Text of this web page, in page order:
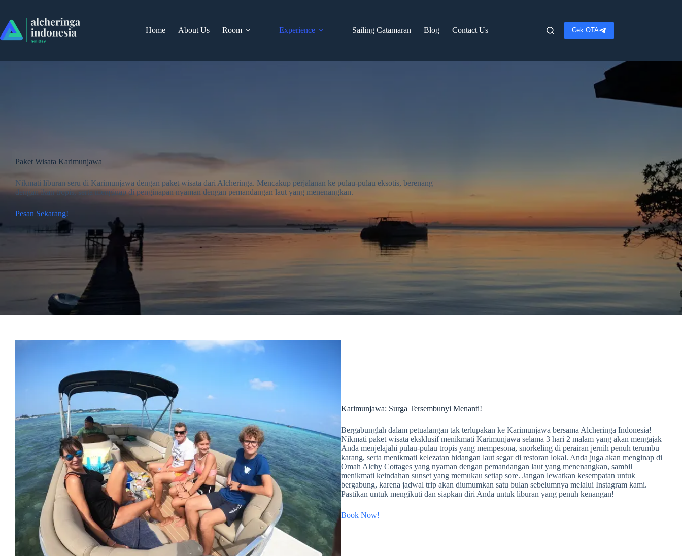
content
Home
About Us Room Experience Sailing Catamaran Blog Contact Us Cek OTA
Paket Wisata Karimunjawa
Nikmati liburan seru di Karimunjawa dengan paket wisata dari Alcheringa. Mencakup perjalanan ke pulau-pulau eksotis, berenang
dengan ikan tropis, serta menginap di penginapan nyaman dengan pemandangan laut yang menenangkan.
Pesan Sekarang!
Karimunjawa: Surga Tersembunyi Menanti!
Bergabunglah dalam petualangan tak terlupakan ke Karimunjawa bersama Alcheringa Indonesia!
Nikmati paket wisata eksklusif menikmati Karimunjawa selama 3 hari 2 malam yang akan mengajak
Anda menjelajahi pulau-pulau tropis yang mempesona, snorkeling di perairan jernih penuh terumbu
karang, serta menikmati kelezatan hidangan laut segar di restoran lokal. Anda juga akan menginap di
Omah Alchy Cottages yang nyaman dengan pemandangan laut yang menenangkan, sambil
menikmati keindahan sunset yang memukau setiap sore. Jangan lewatkan kesempatan untuk
bergabung, karena jadwal trip akan diumumkan satu bulan sebelumnya melalui Instagram kami.
Pastikan untuk mengikuti dan siapkan diri Anda untuk liburan yang penuh kenangan!
Book Now!